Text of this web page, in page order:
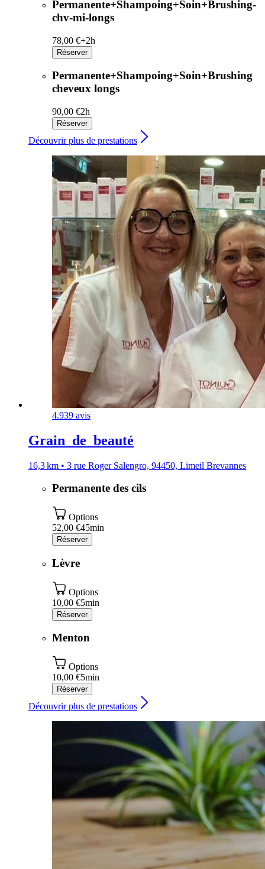
Permanente+Shampoing+Soin+Brushing-
chv-mi-longs
78,00 €+2h
Réserver
Permanente+Shampoing+Soin+Brushing
cheveux longs
90,00 €2h
Réserver
Découvrir plus de prestations
4.939 avis
Grain_de_beauté
16,3 km • 3 rue Roger Salengro, 94450, Limeil Brevannes
Permanente des cils
Options
52,00 €45min
Réserver
Lèvre
Options
10,00 €5min
Réserver
Menton
Options
10,00 €5min
Réserver
Découvrir plus de prestations